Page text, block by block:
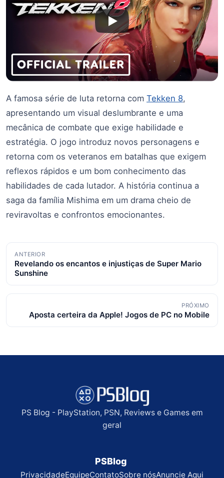
A famosa série de luta retorna com Tekken 8,
apresentando um visual deslumbrante e uma
mecânica de combate que exige habilidade e
estratégia. O jogo introduz novos personagens e
retorna com os veteranos em batalhas que exigem
reflexos rápidos e um bom conhecimento das
habilidades de cada lutador. A história continua a
saga da família Mishima em um drama cheio de
reviravoltas e confrontos emocionantes.
Navegação
de
posts
ANTERIOR
Revelando os encantos e injustiças de Super Mario
Sunshine
PRÓXIMO
Aposta certeira da Apple! Jogos de PC no Mobile
PS Blog - PlayStation, PSN, Reviews e Games em
geral
PSBlog
PrivacidadeEquipeContatoSobre nósAnuncie Aqui